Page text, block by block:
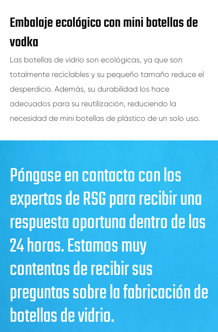
Embalaje ecológico con mini botellas de
vodka
Las botellas de vidrio son ecológicas, ya que son
totalmente reciclables y su pequeño tamaño reduce el
desperdicio. Además, su durabilidad los hace
adecuados para su reutilización, reduciendo la
necesidad de mini botellas de plástico de un solo uso.
Póngase en contacto con los
expertos de RSG para recibir una
respuesta oportuna dentro de las
24 horas. Estamos muy
contentos de recibir sus
preguntas sobre la fabricación de
botellas de vidrio.